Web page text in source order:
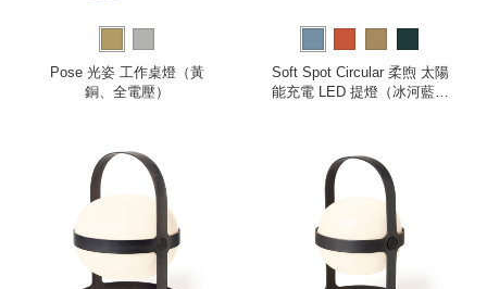
Pose 光姿 工作桌燈（黃
銅、全電壓）
Soft Spot Circular 柔煦 太陽
能充電 LED 提燈（冰河藍、